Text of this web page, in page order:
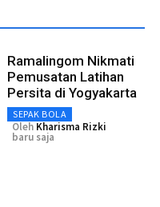
Ramalingom Nikmati
Pemusatan Latihan
Persita di Yogyakarta
SEPAK BOLA
Oleh Kharisma Rizki
baru saja